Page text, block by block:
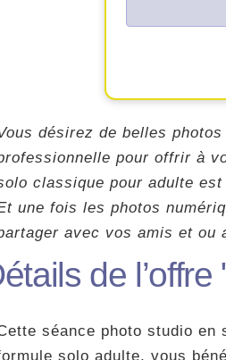
désirez de belles
pour offrir à
classique pour adulte
une fois les photos
avec vos amis et ou
de
séance photo studio
solo adulte, vous